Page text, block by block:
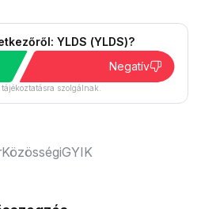
YLDS (YLDS)?
Negatív
szolgálnak.
KözösségiGYIK